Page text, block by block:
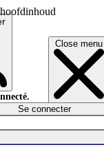
Close menu
Se connecter